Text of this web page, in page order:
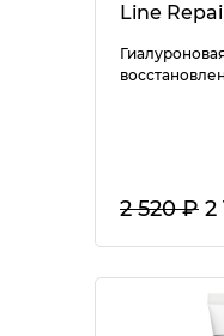
2 520 ₽ 2